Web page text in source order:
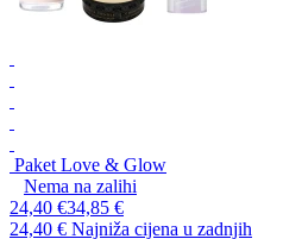
Paket Love & Glow
Nema na zalihi
24,40 €34,85 €
24,40 € Najniža cijena u zadnjih